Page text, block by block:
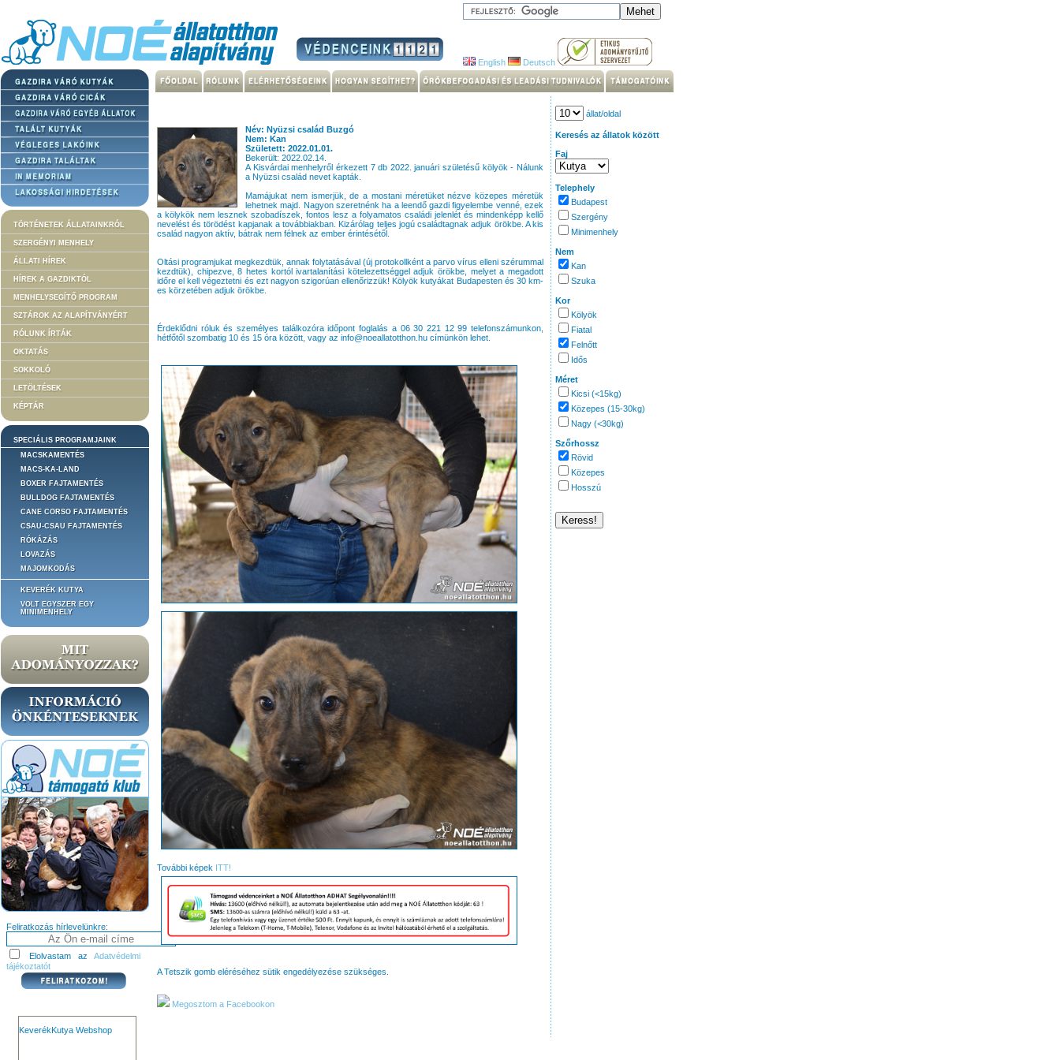
English Deutsch
TÖRTÉNETEK ÁLLATAINKRÓL
SZERGÉNYI MENHELY
ÁLLATI HÍREK
HÍREK A GAZDIKTÓL
MENHELYSEGÍTŐ PROGRAM
SZTÁROK AZ ALAPÍTVÁNYÉRT
RÓLUNK ÍRTÁK
OKTATÁS
SOKKOLÓ
LETÖLTÉSEK
KÉPTÁR
SPECIÁLIS PROGRAMJAINK
MACSKAMENTÉS
MACS-KA-LAND
BOXER FAJTAMENTÉS
BULLDOG FAJTAMENTÉS
CANE CORSO FAJTAMENTÉS
CSAU-CSAU FAJTAMENTÉS
RÓKÁZÁS
LOVAZÁS
MAJOMKODÁS
KEVERÉK KUTYA
VOLT EGYSZER EGY
MINIMENHELY
Feliratkozás hírlevelünkre:
Elolvastam az Adatvédelmi
tájékoztatót
KeverékKutya Webshop
Név: Nyüzsi család Buzgó
Nem: Kan
Született: 2022.01.01.
Bekerült: 2022.02.14.
A Kisvárdai menhelyről érkezett 7 db 2022. januári születésű kölyök - Nálunk
a Nyüzsi család nevet kapták.
Mamájukat nem ismerjük, de a mostani méretüket nézve közepes méretük
lehetnek majd. Nagyon szeretnénk ha a leendő gazdi figyelembe venné, ezek
a kölykök nem lesznek szobadíszek, fontos lesz a folyamatos családi jelenlét és mindenképp kellő
nevelést és törödést kapjanak a továbbiakban. Kizárólag teljes jogú családtagnak adjuk örökbe. A kis
család nagyon aktív, bátrak nem félnek az ember érintésétől.
Oltási programjukat megkezdtük, annak folytatásával (új protokollként a parvo vírus elleni szérummal
kezdtük), chipezve, 8 hetes kortól ivartalanítási kötelezettséggel adjuk örökbe, melyet a megadott
időre el kell végeztetni és ezt nagyon szigorúan ellenőrizzük! Kölyök kutyákat Budapesten és 30 km-
es körzetében adjuk örökbe.
Érdeklődni róluk és személyes találkozóra időpont foglalás a 06 30 221 12 99 telefonszámunkon,
hétfőtől szombatig 10 és 15 óra között, vagy az info@noeallatotthon.hu címünkön lehet.
További képek ITT!
A Tetszik gomb eléréséhez sütik engedélyezése szükséges.
Megosztom a Facebookon
állat/oldal
Keresés az állatok között
Faj
Telephely
Budapest
Szergény
Minimenhely
Nem
Kan
Szuka
Kor
Kölyök
Fiatal
Felnőtt
Idős
Méret
Kicsi (<15kg)
Közepes (15-30kg)
Nagy (<30kg)
Szőrhossz
Rövid
Közepes
Hosszú